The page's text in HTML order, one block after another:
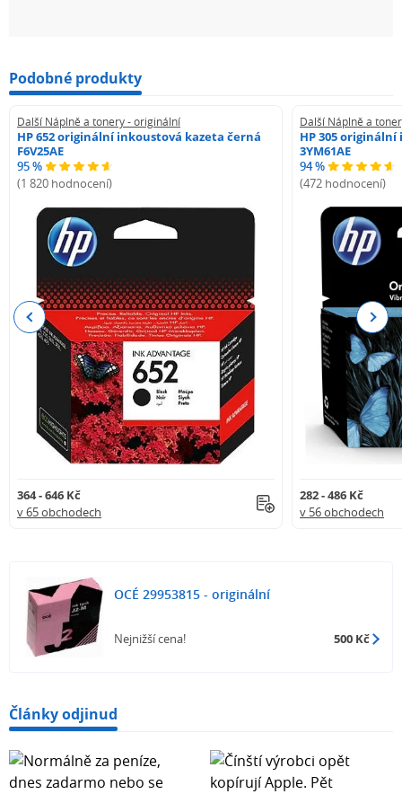
Podobné produkty
Další Náplně a tonery - originální
HP 652 originální inkoustová kazeta černá
F6V25AE
95 %
(1 820 hodnocení)
364 - 646 Kč
v 65 obchodech
Další Náplně a
HP 305
3YM61AE
94 %
(472 hodnocení)
282 - 486 Kč
v 56 obchodech
Previous Next
OCÉ 29953815 - originální
Nejnižší cena! 500 Kč
Články odjinud